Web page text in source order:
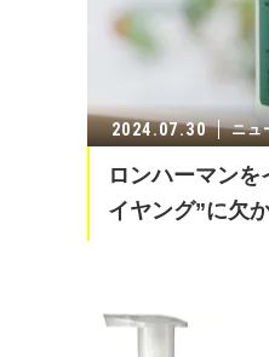
2024.07.30 ニュ
ロンハーマン
イヤング”に欠